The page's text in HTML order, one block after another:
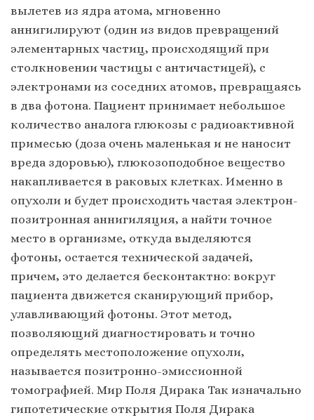
вылетев из ядра атома, мгновенно
аннигилируют (один из видов превращений
элементарных частиц, происходящий при
столкновении частицы с античастицей), с
электронами из соседних атомов, превращаясь
в два фотона. Пациент принимает небольшое
количество аналога глюкозы с радиоактивной
примесью (доза очень маленькая и не наносит
вреда здоровью), глюкозоподобное вещество
накапливается в раковых клетках. Именно в
опухоли и будет происходить частая электрон-
позитронная аннигиляция, а найти точное
место в организме, откуда выделяются
фотоны, остается технической задачей,
причем, это делается бесконтактно: вокруг
пациента движется сканирующий прибор,
улавливающий фотоны. Этот метод,
позволяющий диагностировать и точно
определять местоположение опухоли,
называется позитронно-эмиссионной
томографией. Мир Поля Дирака Так изначально
гипотетические открытия Поля Дирака